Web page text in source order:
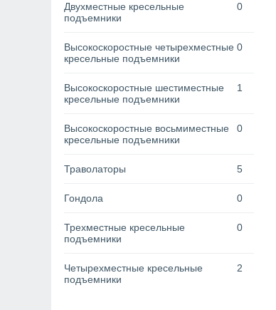
Двухместные кресельные
подъемники
0
Высокоскоростные четырехместные
кресельные подъемники
0
Высокоскоростные шестиместные
кресельные подъемники
1
Высокоскоростные восьмиместные
кресельные подъемники
0
Траволаторы 5
Гондола 0
Трехместные кресельные
подъемники
0
Четырехместные кресельные
подъемники
2